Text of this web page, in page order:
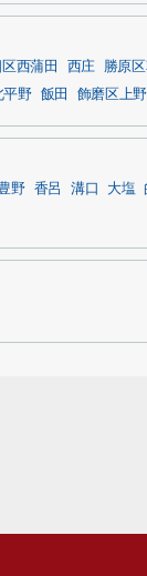
西蒲田 西庄 勝原
平野 飯田 飾磨区上野
野 香呂 溝口 大塩